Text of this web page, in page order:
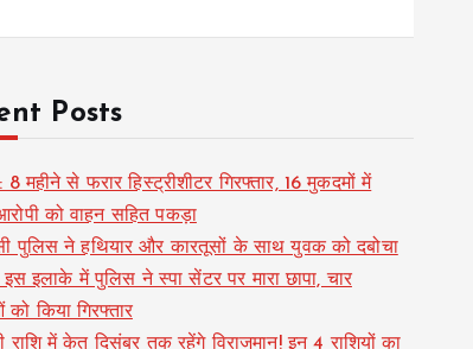
Posts
8 महीने से फरार हिस्ट्रीशीटर गिरफ्तार, 16 मुकदमों में
को वाहन सहित पकड़ा
पुलिस ने हथियार और कारतूसों के साथ युवक को दबोचा
इलाके में पुलिस ने स्पा सेंटर पर मारा छापा, चार
को किया गिरफ्तार
राशि में केतु दिसंबर तक रहेंगे विराजमान! इन 4 राशियों का